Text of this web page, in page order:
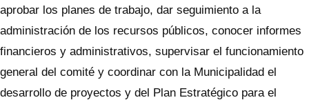
aprobar los planes de trabajo, dar seguimiento a la
administración de los recursos públicos, conocer informes
financieros y administrativos, supervisar el funcionamiento
general del comité y coordinar con la Municipalidad el
desarrollo de proyectos y del Plan Estratégico para el